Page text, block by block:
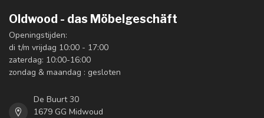
Oldwood - das Möbelgeschäft
Openingstijden:
di t/m vrijdag 10:00 - 17:00
zaterdag: 10:00-16:00
zondag & maandag : gesloten
De Buurt 30
1679 GG Midwoud